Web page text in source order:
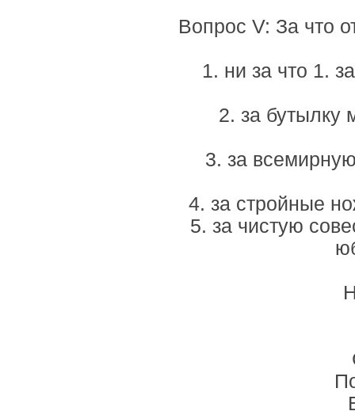
Вопрос V: За что
1. ни за что 1.
2. за бутылку
3. за
4. за стройные
5. за чистую